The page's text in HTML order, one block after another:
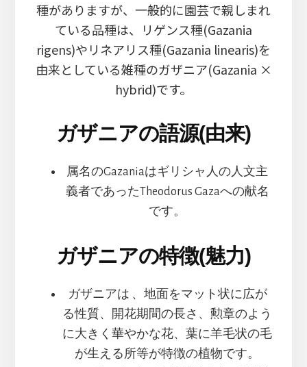
種がありますが、一般的に園芸で親しまれ
ている品種は、リゲンス種(Gazania
rigens)やリネアリス種(Gazania linearis)を
由来としている雑種のガザニア(Gazania ×
hybrid)です。
ガザニアの語源(由来)
属名のGazaniaはギリシャ人の人文主
義者であったTheodorus Gazaへの献名
です。
ガザニアの特徴(魅力)
ガザニアは 、地面をマット状に広が
る性質、開花期間の長さ、勲章のよう
に大きく華やかな花、葉に羊毛状の毛
が生える所等が特徴の植物です。